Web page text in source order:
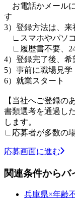
お電話かメール
す
3）登録方法は、
∟スマホやパソコ
∟履歴書不要、24
4）登録完了後、
5）事前に職場見学
6）就業スタート
【当社へご登録の
書類選考を通過し
します。
∟応募者が多数の
応募画面に進む
関連条件からバ
兵庫県×年齢